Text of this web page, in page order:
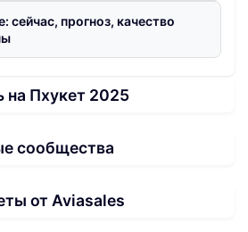
сейчас, прогноз, качество
на Пхукет 2025
сообщества
от Aviasales